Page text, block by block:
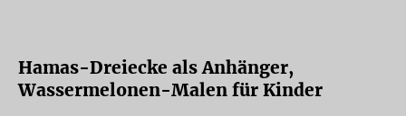
Hamas-Dreiecke als Anhänger,
Wassermelonen-Malen für Kinder